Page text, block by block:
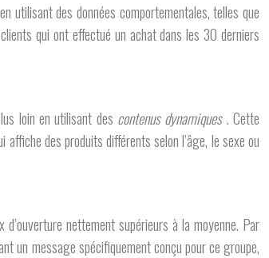
utilisant des données comportementales, telles que
qui ont effectué un achat dans les 30 derniers
loin en utilisant des contenus dynamiques. Cette
des produits différents selon l’âge, le sexe ou
nettement supérieurs à la moyenne. Par
un message spécifiquement conçu pour ce groupe,